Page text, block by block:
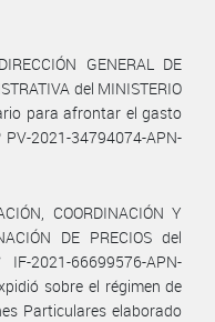
GENERAL DE
del MINISTERIO
para afrontar el gasto
2021-34794074-APN-
COORDINACIÓN Y
DE PRECIOS del
2021-66699576-APN-
sobre el régimen de
Particulares elaborado